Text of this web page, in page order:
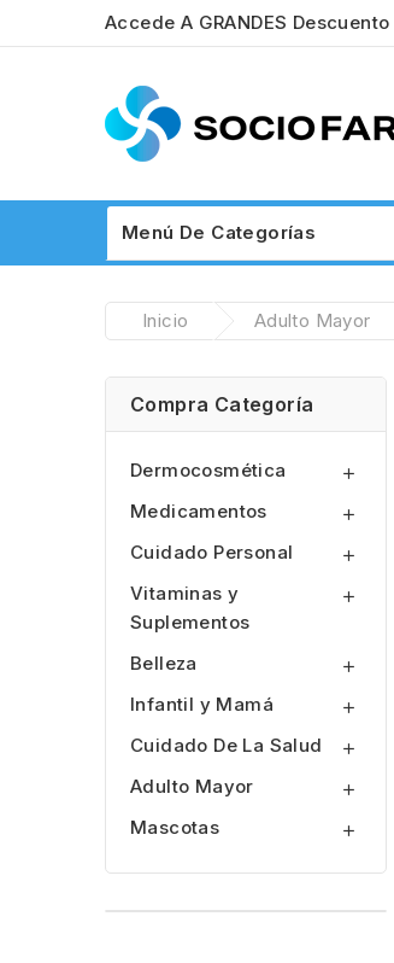
Accede A GRANDES Descuento
Menú De Categorías
Inicio Adulto Mayor
Compra Categoría
Dermocosmética 
Medicamentos 
Cuidado Personal 
Vitaminas y
Suplementos

Belleza 
Infantil y Mamá 
Cuidado De La Salud 
Adulto Mayor 
Mascotas 